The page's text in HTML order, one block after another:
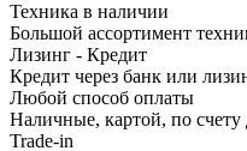
Техника в наличии
Большой ассортимент
Лизинг - Кредит
Кредит через банк или
Любой способ оплаты
Наличные, картой, по
Trade-in